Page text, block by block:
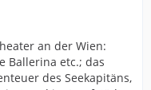
an der Wien:
Ballerina etc.; das
des Seekapitäns,